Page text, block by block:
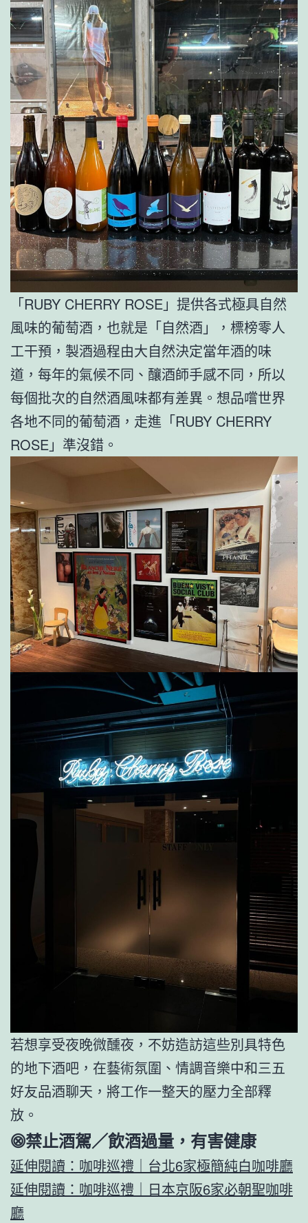
「RUBY CHERRY ROSE」提供各式極具自然
風味的葡萄酒，也就是「自然酒」，標榜零人
工干預，製酒過程由大自然決定當年酒的味
道，每年的氣候不同、釀酒師手感不同，所以
每個批次的自然酒風味都有差異。想品嚐世界
各地不同的葡萄酒，走進「RUBY CHERRY
ROSE」準沒錯。
若想享受夜晚微醺夜，不妨造訪這些別具特色
的地下酒吧，在藝術氛圍、情調音樂中和三五
好友品酒聊天，將工作一整天的壓力全部釋
放。
⨷禁止酒駕／飲酒過量，有害健康
延伸閱讀：咖啡巡禮｜台北6家極簡純白咖啡廳
延伸閱讀：咖啡巡禮｜日本京阪6家必朝聖咖啡
廳